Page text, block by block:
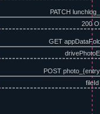
PATCH
200
GET
POST
fileId